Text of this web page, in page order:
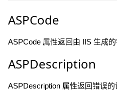
ASPCode
ASPCode 属性返回由 IIS 生成的
ASPDescription
ASPDescription 属性返回错误的